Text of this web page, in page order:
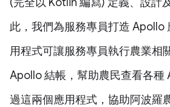
此，我們為服務專員打造 Apollo
用程式可讓服務專員執行農業相
Apollo 結帳，幫助農民查看各種
過這兩個應用程式，協助阿波羅